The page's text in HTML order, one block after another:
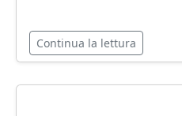
Continua la lettura